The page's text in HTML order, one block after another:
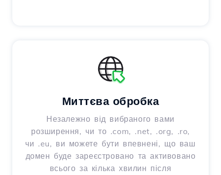
Миттєва обробка
Незалежно від вибраного вами
розширення, чи то .com, .net, .org, .ro,
чи .eu, ви можете бути впевнені, що ваш
домен буде зареєстровано та активовано
всього за кілька хвилин після